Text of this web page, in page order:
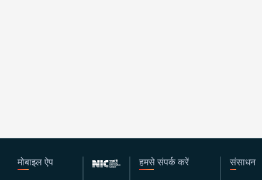
मोबाइल ऐप हमसे संपर्क करें संसाधन